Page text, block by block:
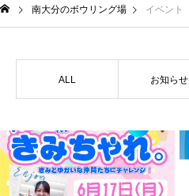
南大分のボウリング場 イベント
ALL お知らせ